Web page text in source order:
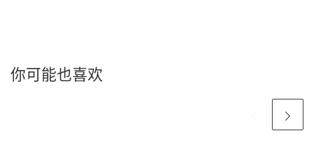
你可能也喜欢